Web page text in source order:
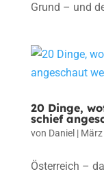
Grund – und
20 Dinge,
schief
von Daniel |
Österreich –